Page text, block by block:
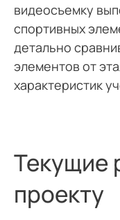
видеосъемку
спортивных
детально
элементов от
характеристик
Текущие
проекту